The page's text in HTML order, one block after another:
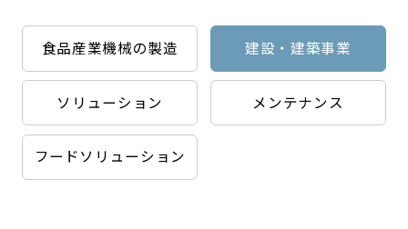
食品産業機械の製造 建設・建築事業
ソリューション メンテナンス
フードソリューション